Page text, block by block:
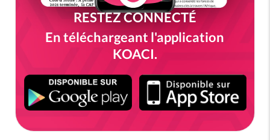
RESTEZ CONNECTÉ
En téléchargeant l'application
KOACI.